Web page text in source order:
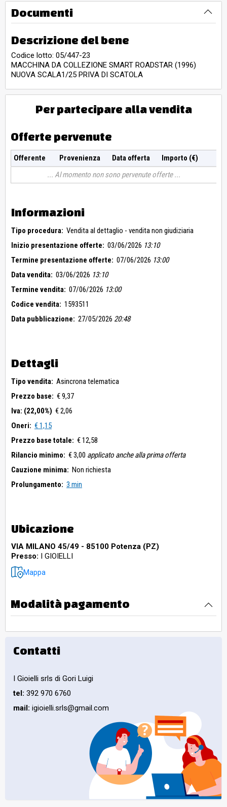
Documenti
Descrizione del bene
Codice lotto: 05/447-23
MACCHINA DA COLLEZIONE SMART ROADSTAR (1996)
NUOVA SCALA1/25 PRIVA DI SCATOLA
Per partecipare alla vendita
Offerte pervenute
Offerente Provenienza Data offerta
Importo (€)
Al momento non sono pervenute offerte
Informazioni
Tipo procedura: Vendita al dettaglio - vendita non giudiziaria
Inizio presentazione offerte: 03/06/2026 13:10
Termine presentazione offerte: 07/06/2026 13:00
Data vendita: 03/06/2026 13:10
Termine vendita: 07/06/2026 13:00
Codice vendita: 1593511
Data pubblicazione: 27/05/2026 20:48
Dettagli
Tipo vendita: Asincrona telematica
Prezzo base: € 9,37
Iva: (22,00%) € 2,06
Oneri: € 1,15
Prezzo base totale: € 12,58
Rilancio minimo: € 3,00 applicato anche alla prima offerta
Cauzione minima: Non richiesta
Prolungamento: 3 min
Ubicazione
VIA MILANO 45/49 - 85100 Potenza (PZ)
Presso: I GIOIELLI
Mappa
Modalità pagamento
Contatti
I Gioielli srls di Gori Luigi
tel: 392 970 6760
mail: igioielli.srls@gmail.com